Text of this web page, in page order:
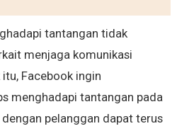
tantangan tidak
menjaga komunikasi
Facebook ingin
menghadapi tantangan pada
pelanggan dapat terus